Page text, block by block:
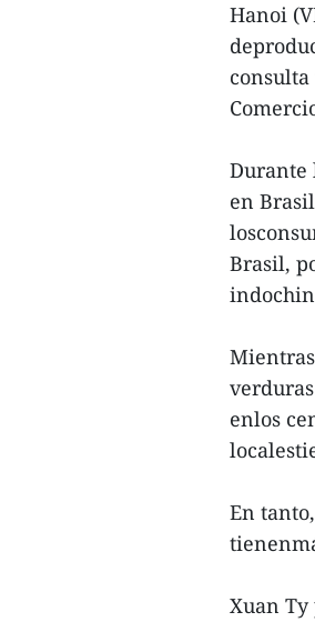
Hanoi
Durante
en
Brasil,
enlos
En
Xuan